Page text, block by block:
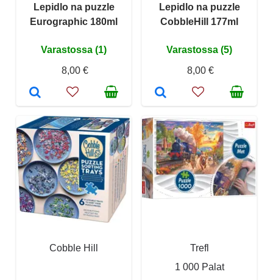
Lepidlo na puzzle
Eurographic 180ml
Varastossa (1)
8,00 €
Lepidlo na puzzle
CobbleHill 177ml
Varastossa (5)
8,00 €
Cobble Hill
Trefl
1 000 Palat